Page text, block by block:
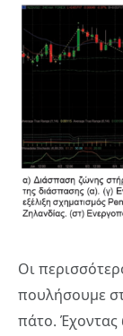
Οι
πουλήσουμε
πάτο. Έχοντας